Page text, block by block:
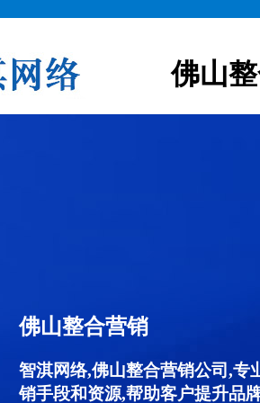
佛山
佛山整合营销
智淇网络,佛山整合营销公司,专
销手段和资源,帮助客户提升品